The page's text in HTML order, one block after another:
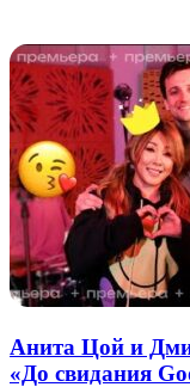
Анита Цой и
«До свидания